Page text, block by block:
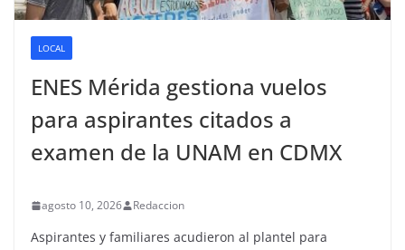
LOCAL
ENES Mérida gestiona vuelos
para aspirantes citados a
examen de la UNAM en CDMX
agosto 10, 2026 Redaccion
Aspirantes y familiares acudieron al plantel para